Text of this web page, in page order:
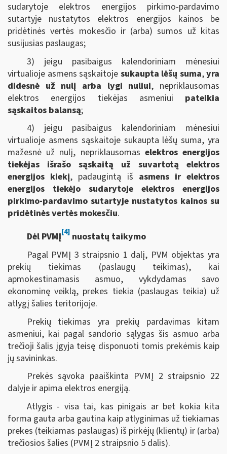
sudarytoje elektros energijos pirkimo-pardavimo
sutartyje nustatytos elektros energijos kainos be
pridėtinės vertės mokesčio ir (arba) sumos už kitas
susijusias paslaugas;
3) jeigu pasibaigus kalendoriniam mėnesiui
virtualioje asmens sąskaitoje sukaupta lėšų suma,yra
didesnė už nulį arba lygi nuliui, nepriklausomas
elektros energijos tiekėjas asmeniui pateikia
sąskaitos balansą;
4) jeigu pasibaigus kalendoriniam mėnesiui
virtualioje asmens sąskaitoje sukaupta lėšų suma, yra
mažesnė už nulį, nepriklausomas elektros energijos
tiekėjas išrašo sąskaitą už suvartotą elektros
energijos kiekį, padaugintą iš asmens ir elektros
energijos tiekėjo sudarytoje elektros energijos
pirkimo-pardavimo sutartyje nustatytos kainos su
pridėtinės vertės mokesčiu.
Dėl PVMĮ[4]nuostatų taikymo
Pagal PVMĮ 3 straipsnio 1 dalį, PVM objektas yra
prekių tiekimas (paslaugų teikimas), kai
apmokestinamasis asmuo, vykdydamas savo
ekonominę veiklą, prekes tiekia (paslaugas teikia) už
atlygį šalies teritorijoje.
Prekių tiekimas yra prekių pardavimas kitam
asmeniui, kai pagal sandorio sąlygas šis asmuo arba
trečioji šalis įgyja teisę disponuoti tomis prekėmis kaip
jų savininkas.
Prekės sąvoka paaiškinta PVMĮ 2 straipsnio 22
dalyje ir apima elektros energiją.
Atlygis - visa tai, kas pinigais ar bet kokia kita
forma gauta arba gautina kaip atlyginimas už tiekiamas
prekes (teikiamas paslaugas) iš pirkėjų (klientų) ir (arba)
trečiosios šalies (PVMĮ 2 straipsnio 5 dalis).